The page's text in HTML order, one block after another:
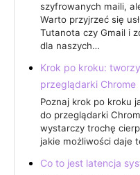
szyfrowanych maili,
Warto przyjrzeć się
Tutanota czy Gmail i
dla naszych…
Krok po kroku:
przeglądarki Chrome
Poznaj krok po kroku
do przeglądarki
wystarczy trochę
jakie możliwości daje
Co to jest latencja